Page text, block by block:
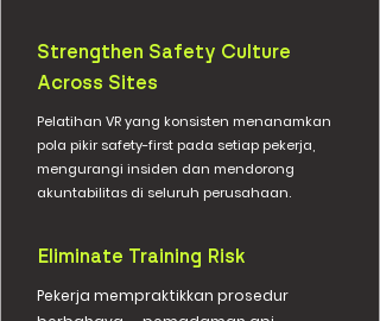
Strengthen Safety Culture
Across Sites
Pelatihan VR yang konsisten menanamkan
pola pikir safety-first pada setiap pekerja,
mengurangi insiden dan mendorong
akuntabilitas di seluruh perusahaan.
Eliminate Training Risk
Pekerja mempraktikkan prosedur